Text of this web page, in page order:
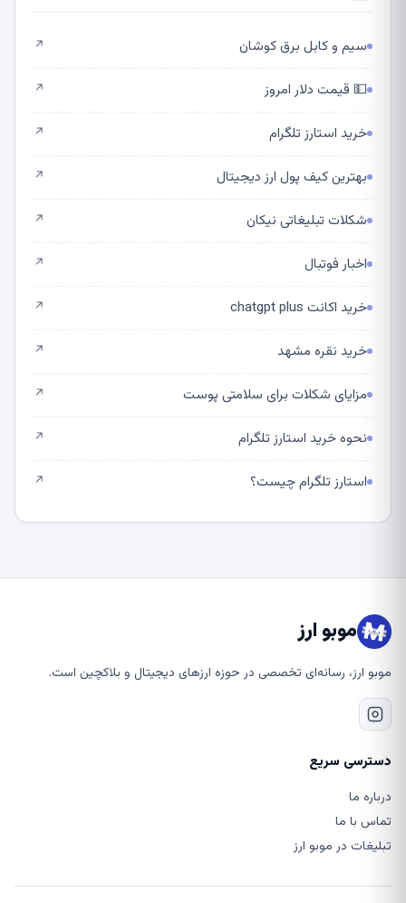
سیم و کابل برق کوشان ↗
💵 قیمت دلار امروز ↗
خرید استارز تلگرام ↗
بهترین کیف پول ارز دیجیتال ↗
شکلات تبلیغاتی نیکان ↗
اخبار فوتبال ↗
خرید اکانت chatgpt plus ↗
خرید نقره مشهد ↗
مزایای شکلات برای سلامتی پوست ↗
نحوه خرید استارز تلگرام ↗
استارز تلگرام چیست؟ ↗
موبو ارز
موبو ارز، رسانه‌ای تخصصی در حوزه ارزهای دیجیتال و بلاکچین است.
دسترسی سریع
درباره ما
تماس با ما
تبلیغات در موبو ارز